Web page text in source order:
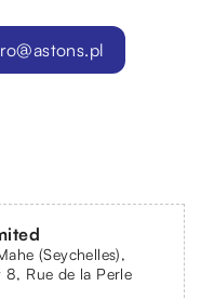
(Seychelles),
8, Rue de la Perle